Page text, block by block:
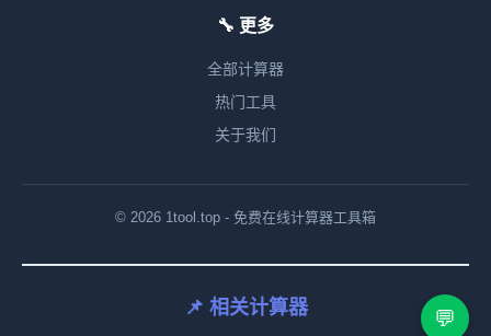
💬
🔧 更多
全部计算器
热门工具
关于我们
© 2026 1tool.top - 免费在线计算器工具箱
📌 相关计算器